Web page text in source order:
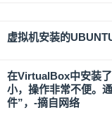
虚拟机安装的
在VirtualBox中安装
小，操作非常不便。
件”，-摘自网络